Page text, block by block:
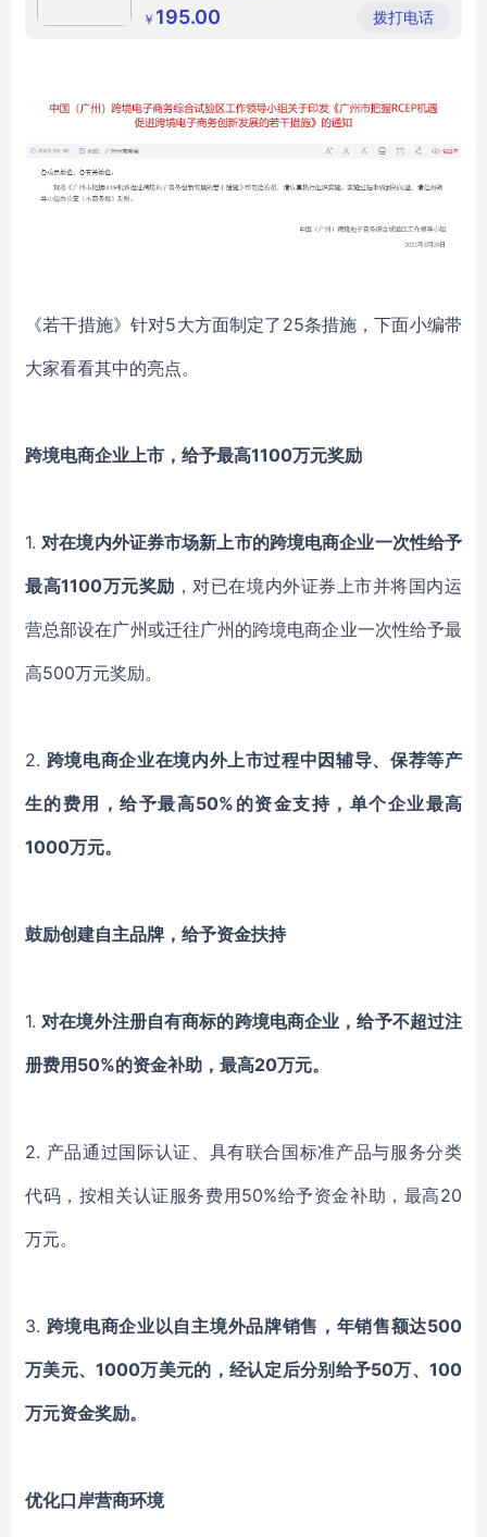
有限公司
￥ 195.00 拨打电话
《若干措施》针对5大方面制定了25条措施，下面小编带
大家看看其中的亮点。
跨境电商企业上市，给予最高1100万元奖励
1. 对在境内外证券市场新上市的跨境电商企业一次性给予
最高1100万元奖励 ，对已在境内外证券上市并将国内运
营总部设在广州或迁往广州的跨境电商企业一次性给予最
高500万元奖励。
2. 跨境电商企业在境内外上市过程中因辅导、保荐等产
生的费用，给予最高50%的资金支持，单个企业最高
1000万元。
鼓励创建自主品牌，给予资金扶持
1. 对在境外注册自有商标的跨境电商企业，给予不超过注
册费用50%的资金补助，最高20万元。
2. 产品通过国际认证、具有联合国标准产品与服务分类
代码，按相关认证服务费用50%给予资金补助，最高20
万元。
3. 跨境电商企业以自主境外品牌销售，年销售额达500
万美元、1000万美元的，经认定后分别给予50万、100
万元资金奖励。
优化口岸营商环境